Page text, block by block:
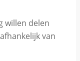
willen delen
van